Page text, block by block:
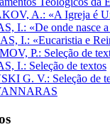
A.: «A Igreja é
I.: «De onde nasce a
I.: «Eucaristia e
P.: Seleção de
I.: Seleção de textos
G. V.: Seleção de